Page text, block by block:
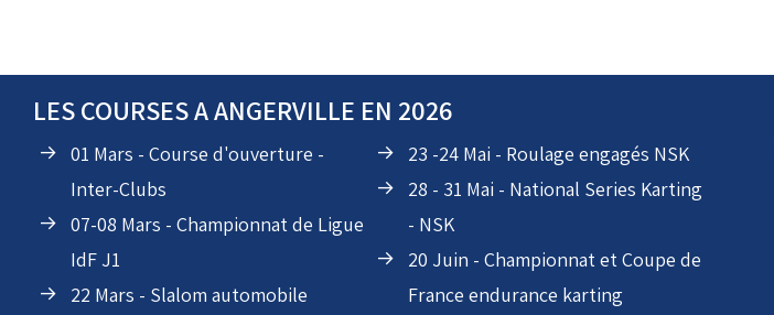
LES COURSES A ANGERVILLE EN 2026
01 Mars - Course d'ouverture -
Inter-Clubs
07-08 Mars - Championnat de Ligue
IdF J1
22 Mars - Slalom automobile
23 -24 Mai - Roulage engagés NSK
28 - 31 Mai - National Series Karting
- NSK
20 Juin - Championnat et Coupe de
France endurance karting